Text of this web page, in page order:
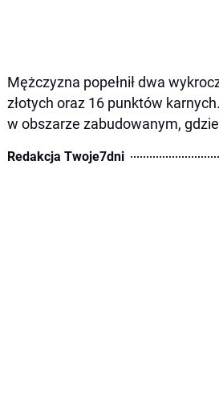
Mężczyzna popełnił dwa
złotych oraz 16 punktów
w obszarze zabudowanym,
Redakcja Twoje7dni